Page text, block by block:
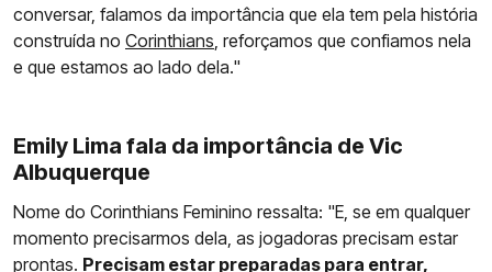
conversar, falamos da importância que ela tem pela história
construída no Corinthians , reforçamos que confiamos nela
e que estamos ao lado dela."
Emily Lima fala da importância de Vic
Albuquerque
Nome do Corinthians Feminino ressalta: "E, se em qualquer
momento precisarmos dela, as jogadoras precisam estar
prontas. Precisam estar preparadas para entrar,